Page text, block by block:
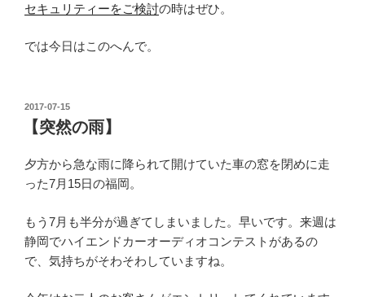
セキュリティーをご検討の時はぜひ。
では今日はこのへんで。
投
稿
日:
2017-07-15
【突然の雨】
夕方から急な雨に降られて開けていた車の窓を閉めに走
った7月15日の福岡。
もう7月も半分が過ぎてしまいました。早いです。来週は
静岡でハイエンドカーオーディオコンテストがあるの
で、気持ちがそわそわしていますね。